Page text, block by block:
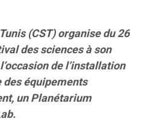
(CST) organise du 26
des sciences à son
de l’installation
équipements
un Planétarium